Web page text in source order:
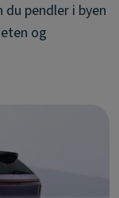
pendler i byen
og